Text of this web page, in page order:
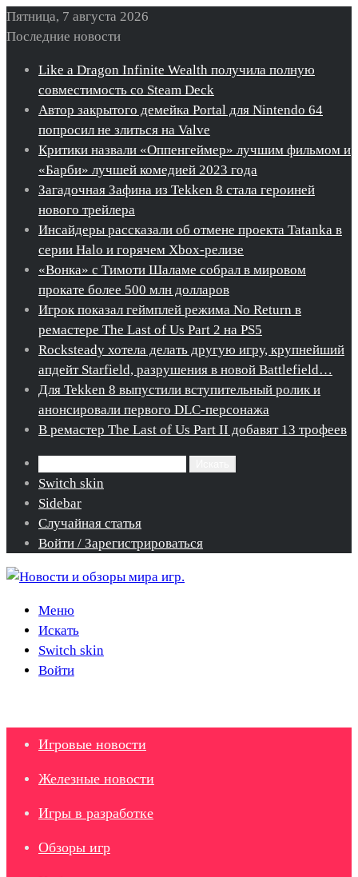
Пятница, 7 августа 2026
Последние новости
Like a Dragon Infinite Wealth получила полную
совместимость со Steam Deck
Автор закрытого демейка Portal для Nintendo 64
попросил не злиться на Valve
Критики назвали «Оппенгеймер» лучшим фильмом и
«Барби» лучшей комедией 2023 года
Загадочная Зафина из Tekken 8 стала героиней
нового трейлера
Инсайдеры рассказали об отмене проекта Tatanka в
серии Halo и горячем Xbox-релизе
«Вонка» с Тимоти Шаламе собрал в мировом
прокате более 500 млн долларов
Игрок показал геймплей режима No Return в
ремастере The Last of Us Part 2 на PS5
Rocksteady хотела делать другую игру, крупнейший
апдейт Starfield, разрушения в новой Battlefield…
Для Tekken 8 выпустили вступительный ролик и
анонсировали первого DLC-персонажа
В ремастер The Last of Us Part II добавят 13 трофеев
Switch skin
Sidebar
Случайная статья
Войти / Зарегистрироваться
Меню
Искать
Switch skin
Войти
Игровые новости
Железные новости
Игры в разработке
Обзоры игр